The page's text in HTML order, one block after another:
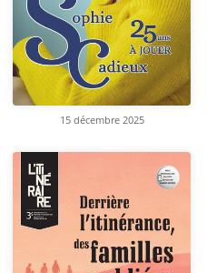
15 décembre 2025